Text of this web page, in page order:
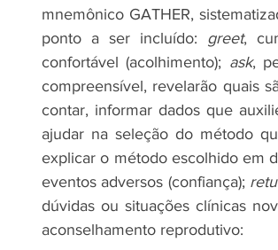
mnemônico GATHER,
ponto a ser incluído: greet,
confortável (acolhimento); ask,
compreensível, revelarão quais
contar, informar dados que
ajudar na seleção do método
explicar o método escolhido em
eventos adversos (confiança);
dúvidas ou situações clínicas
aconselhamento reprodutivo: